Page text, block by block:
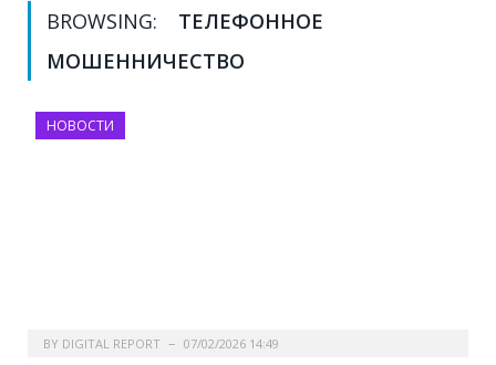
BROWSING:
ТЕЛЕФОННОЕ
МОШЕННИЧЕСТВО
НОВОСТИ
BY DIGITAL REPORT 07/02/2026 14:49